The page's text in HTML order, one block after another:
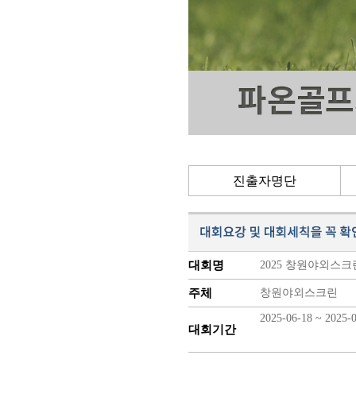
진출자명단
대회명 2025 창원야외스
주체 창원야외스크린
대회기간
2025-06-18 ~